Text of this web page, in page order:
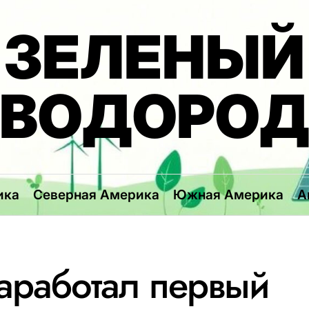
ЗЕЛЕНЫЙ
ВОДОРОД
Северная Америка Южная Америка
первый